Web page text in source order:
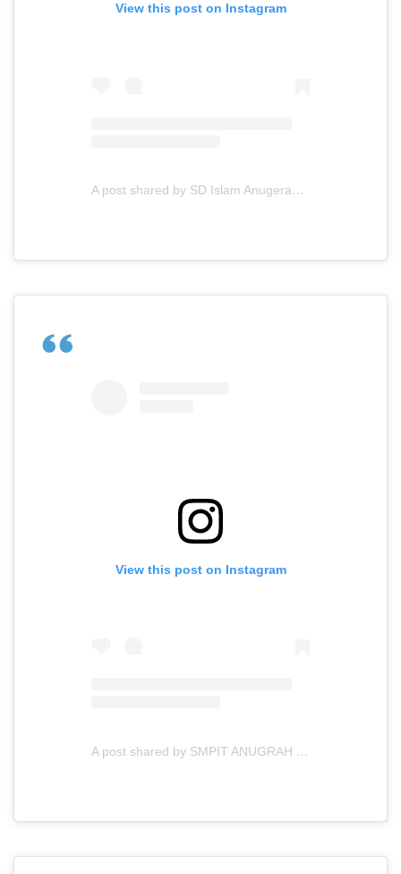
View this post on Instagram
A post shared by SD Islam Anugerah Insani (@sdianugerahinsaniofficial)
View this post on Instagram
A post shared by SMPIT ANUGRAH INSANI (@smpitanugerahinsani)